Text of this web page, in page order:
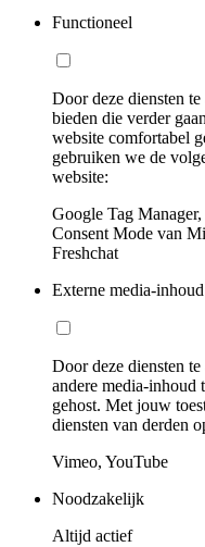
Functioneel
Door deze diensten
bieden die verder
website comfortabel
gebruiken we de
website:
Google Tag
Consent Mode van
Freshchat
Externe media-inhoud
Door deze diensten
andere media-inhoud
gehost. Met jouw
diensten van derden
Vimeo, YouTube
Noodzakelijk
Altijd actief